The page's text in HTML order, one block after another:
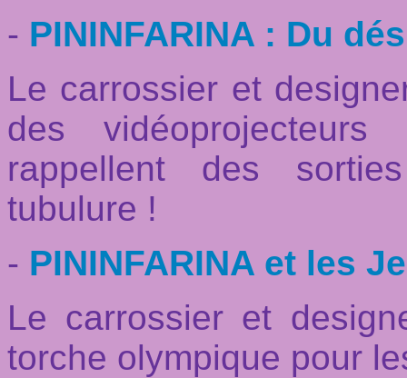
- PININFARINA : Du
Le carrossier et
des vidéoprojecteurs
rappellent des
tubulure !
- PININFARINA et les
Le carrossier et
torche olympique pour